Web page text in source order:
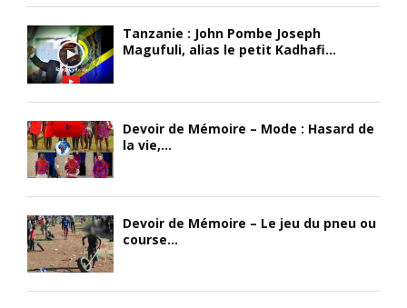
Tanzanie : John Pombe Joseph
Magufuli, alias le petit Kadhafi...
Devoir de Mémoire – Mode : Hasard de
la vie,...
Devoir de Mémoire – Le jeu du pneu ou
course...